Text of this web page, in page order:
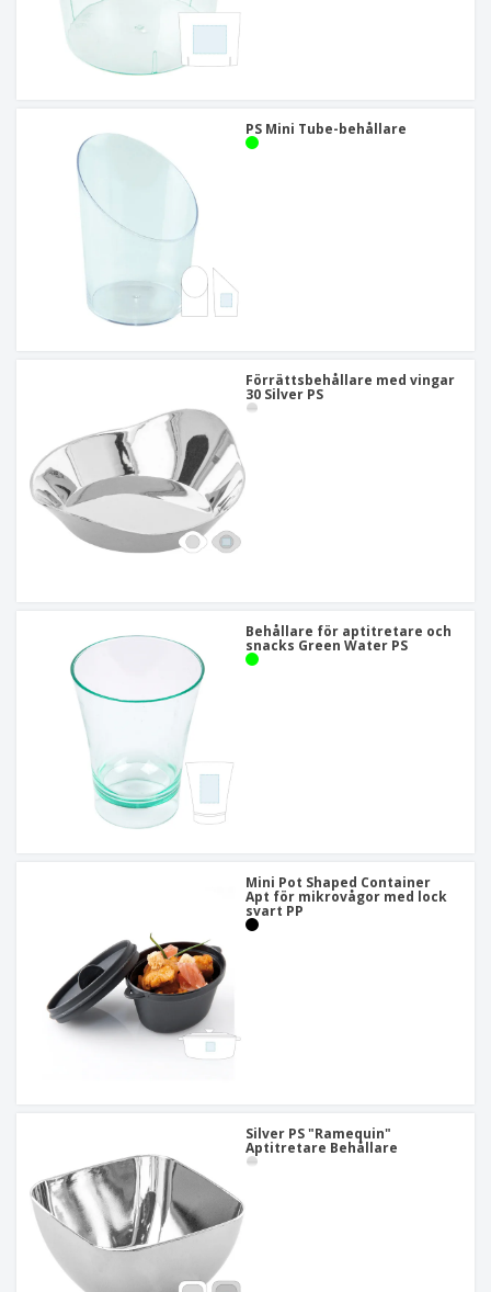
PS Mini Tube-behållare
Förrättsbehållare med vingar
30 Silver PS
Behållare för aptitretare och
snacks Green Water PS
Mini Pot Shaped Container
Apt för mikrovågor med lock
svart PP
Silver PS "Ramequin"
Aptitretare Behållare